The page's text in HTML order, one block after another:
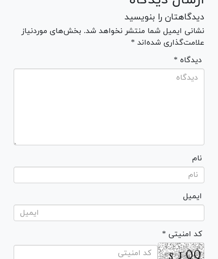
دیدگاهتان را بنویسید
نشانی ایمیل شما منتشر نخواهد شد. بخش‌های موردنیاز
علامت‌گذاری شده‌اند *
* دیدگاه
نام
ایمیل
* کد امنیتی